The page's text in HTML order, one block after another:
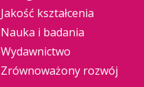
Jakość kształcenia
Nauka i badania
Wydawnictwo
Zrównoważony rozwój